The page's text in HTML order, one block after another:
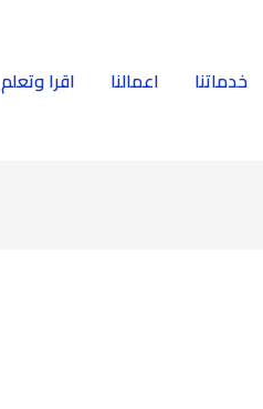
خدماتنا اعمالنا اقرا وتعلم